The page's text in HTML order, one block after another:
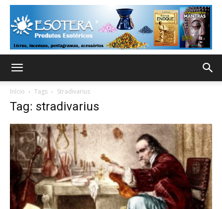
Início Tags Stradivarius
Tag: stradivarius